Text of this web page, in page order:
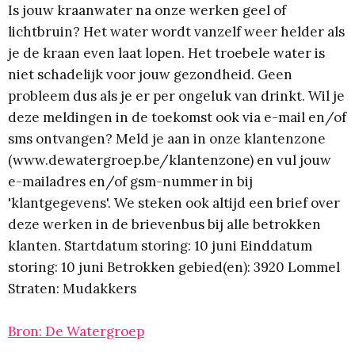
Is jouw kraanwater na onze werken geel of
lichtbruin? Het water wordt vanzelf weer helder als
je de kraan even laat lopen. Het troebele water is
niet schadelijk voor jouw gezondheid. Geen
probleem dus als je er per ongeluk van drinkt. Wil je
deze meldingen in de toekomst ook via e-mail en/of
sms ontvangen? Meld je aan in onze klantenzone
(www.dewatergroep.be/klantenzone) en vul jouw
e-mailadres en/of gsm-nummer in bij
'klantgegevens'. We steken ook altijd een brief over
deze werken in de brievenbus bij alle betrokken
klanten. Startdatum storing: 10 juni Einddatum
storing: 10 juni Betrokken gebied(en): 3920 Lommel
Straten: Mudakkers
Bron: De Watergroep